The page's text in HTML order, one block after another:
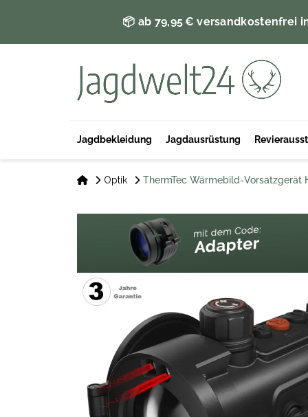
📦 ab 79,95 € versandkostenfrei
Jagdbekleidung Jagdausrüstung
Optik ThermTec Wärmebild-Vorsatzgerät